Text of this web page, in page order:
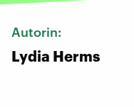
Autorin:
Lydia Herms